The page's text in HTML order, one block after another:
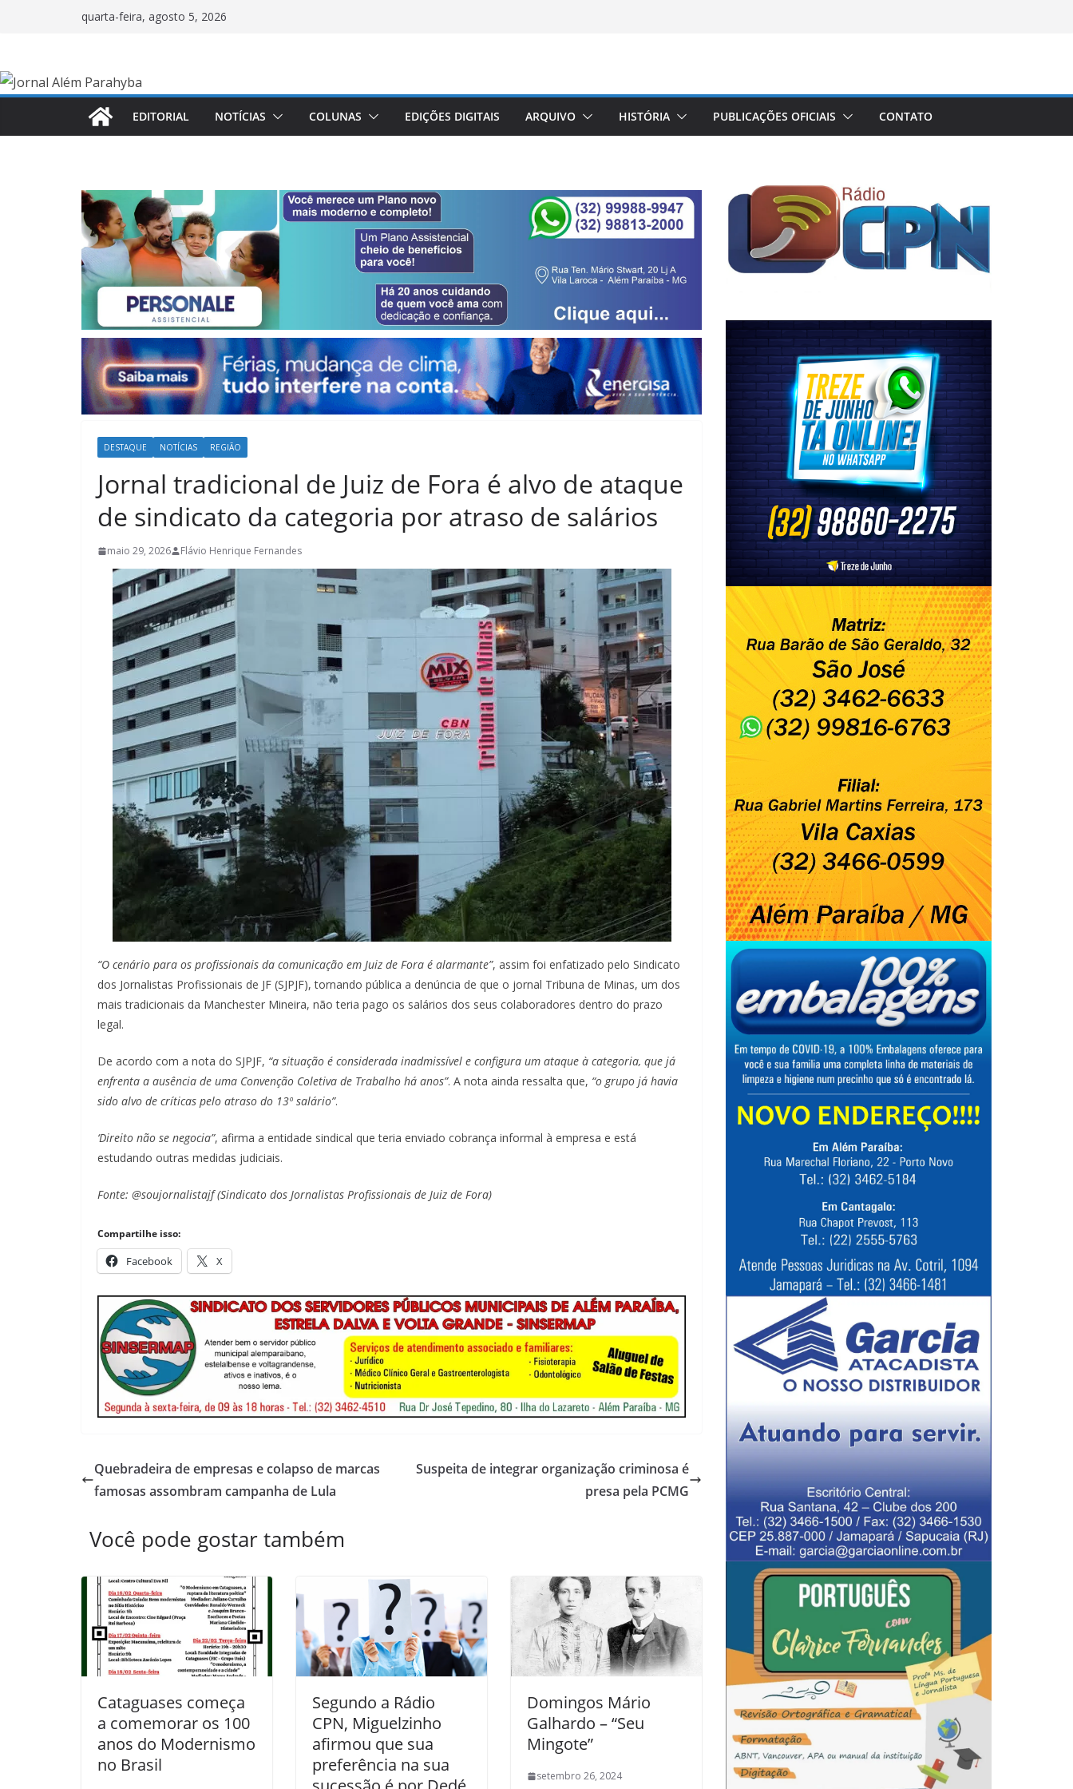
conteúdo
quarta-feira, agosto 5, 2026
EDITORIAL NOTÍCIAS COLUNAS EDIÇÕES DIGITAIS ARQUIVO HISTÓRIA PUBLICAÇÕES OFICIAIS CONTATO
DESTAQUE NOTÍCIAS REGIÃO
Jornal tradicional de Juiz de Fora é alvo de ataque
de sindicato da categoria por atraso de salários
maio 29, 2026 Flávio Henrique Fernandes
“O cenário para os profissionais da comunicação em Juiz de Fora é alarmante”, assim foi enfatizado pelo Sindicato
dos Jornalistas Profissionais de JF (SJPJF), tornando pública a denúncia de que o jornal Tribuna de Minas, um dos
mais tradicionais da Manchester Mineira, não teria pago os salários dos seus colaboradores dentro do prazo
legal.
De acordo com a nota do SJPJF, “a situação é considerada inadmissível e configura um ataque à categoria, que já
enfrenta a ausência de uma Convenção Coletiva de Trabalho há anos”. A nota ainda ressalta que, “o grupo já havia
sido alvo de críticas pelo atraso do 13º salário”.
‘Direito não se negocia”, afirma a entidade sindical que teria enviado cobrança informal à empresa e está
estudando outras medidas judiciais.
Fonte: @soujornalistajf (Sindicato dos Jornalistas Profissionais de Juiz de Fora)
Compartilhe isso:
Facebook X
Quebradeira de empresas e colapso de marcas
famosas assombram campanha de Lula
Suspeita de integrar organização criminosa é
presa pela PCMG
Você pode gostar também
Cataguases começa
a comemorar os 100
anos do Modernismo
no Brasil
Segundo a Rádio
CPN, Miguelzinho
afirmou que sua
preferência na sua
Domingos Mário
Galhardo – “Seu
Mingote”
setembro 26, 2024